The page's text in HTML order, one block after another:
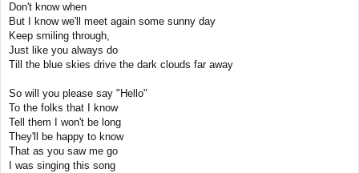
Don't know when
But I know we'll meet again some sunny day
Keep smiling through,
Just like you always do
Till the blue skies drive the dark clouds far away
So will you please say "Hello"
To the folks that I know
Tell them I won't be long
They'll be happy to know
That as you saw me go
I was singing this song